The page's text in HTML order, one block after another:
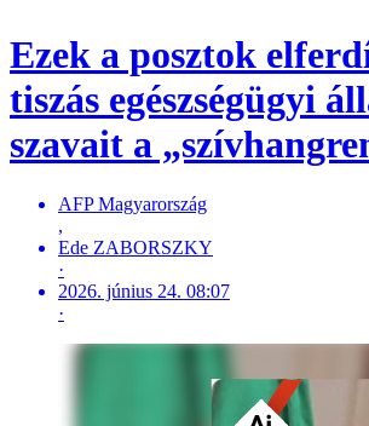
Ezek a posztok
tiszás egészségügyi
szavait a
AFP Magyarország
,
Ede ZABORSZKY
·
2026. június 24. 08:07
·